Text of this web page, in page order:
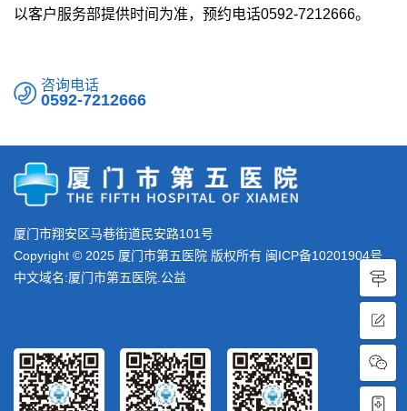
以客户服务部提供时间为准，预约电话0592-7212666。
咨询电话
0592-7212666
厦门市翔安区马巷街道民安路101号
Copyright © 2025 厦门市第五医院 版权所有 闽ICP备10201904号
中文域名:厦门市第五医院.公益